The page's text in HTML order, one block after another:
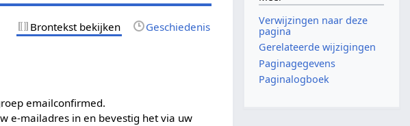
Brontekst bekijken Geschiedenis
emailconfirmed.
e-mailadres in en bevestig het via uw
Verwijzingen naar deze
pagina
Gerelateerde wijzigingen
Paginagegevens
Paginalogboek